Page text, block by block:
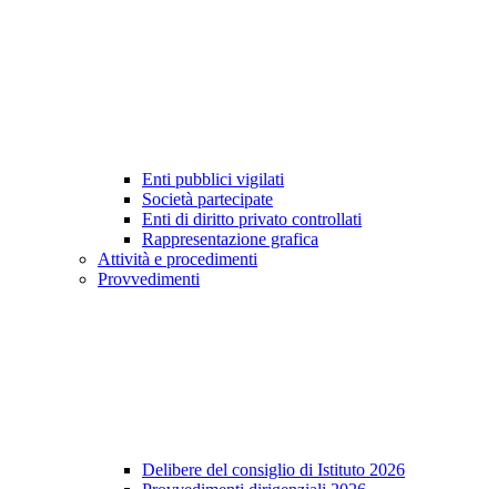
Enti pubblici vigilati
Società partecipate
Enti di diritto privato controllati
Rappresentazione grafica
Attività e procedimenti
Provvedimenti
Delibere del consiglio di Istituto 2026